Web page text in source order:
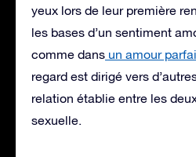
yeux lors de leur première
les bases d’un sentiment
comme dans un amour
regard est dirigé vers
relation établie entre les
sexuelle.